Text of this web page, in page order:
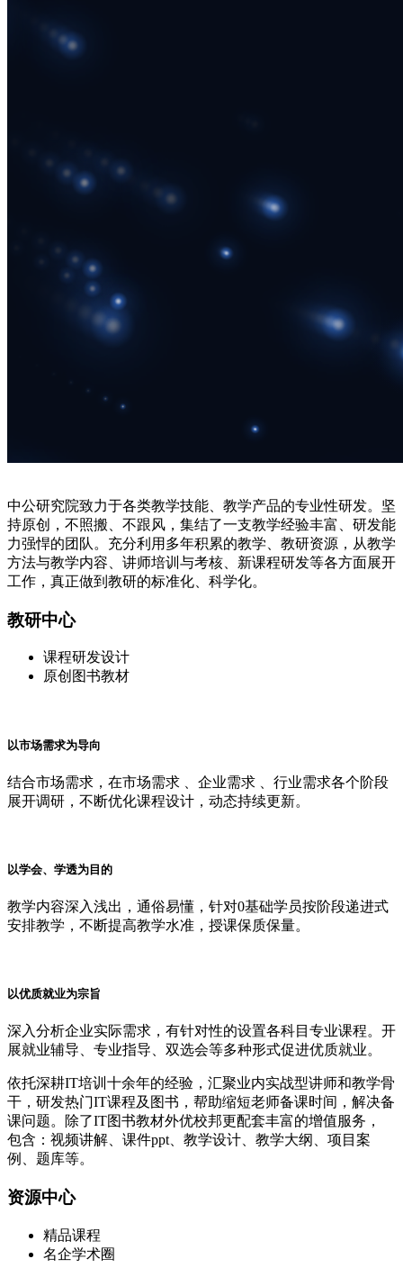
中公研究院致力于各类教学技能、教学产品的专业性研发。坚
持原创，不照搬、不跟风，集结了一支教学经验丰富、研发能
力强悍的团队。充分利用多年积累的教学、教研资源，从教学
方法与教学内容、讲师培训与考核、新课程研发等各方面展开
工作，真正做到教研的标准化、科学化。
教研中心
课程研发设计
原创图书教材
以市场需求为导向
结合市场需求，在市场需求 、企业需求 、行业需求各个阶段
展开调研，不断优化课程设计，动态持续更新。
以学会、学透为目的
教学内容深入浅出，通俗易懂，针对0基础学员按阶段递进式
安排教学，不断提高教学水准，授课保质保量。
以优质就业为宗旨
深入分析企业实际需求，有针对性的设置各科目专业课程。开
展就业辅导、专业指导、双选会等多种形式促进优质就业。
依托深耕IT培训十余年的经验，汇聚业内实战型讲师和教学骨
干，研发热门IT课程及图书，帮助缩短老师备课时间，解决备
课问题。除了IT图书教材外优校邦更配套丰富的增值服务，
包含：视频讲解、课件ppt、教学设计、教学大纲、项目案
例、题库等。
资源中心
精品课程
名企学术圈